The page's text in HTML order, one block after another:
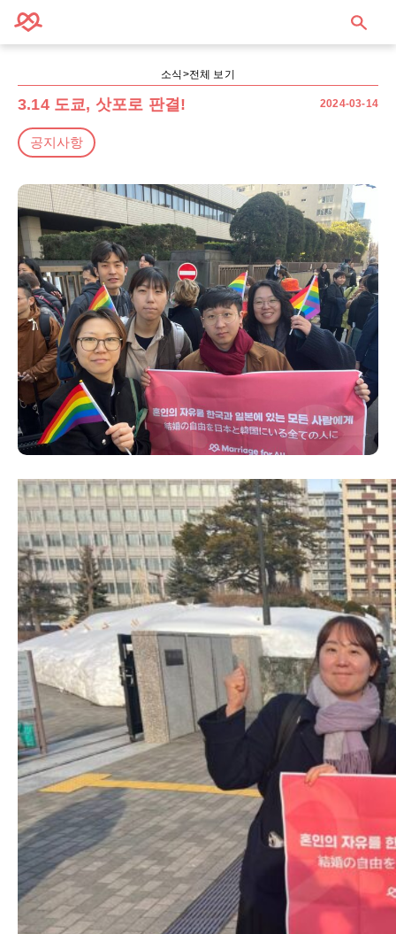
소식>전체 보기
3.14 도쿄, 삿포로 판결!
공지사항
2024-03-14